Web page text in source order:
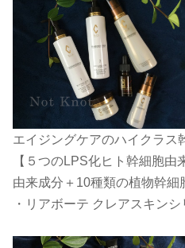
エイジングケアのハイクラス
【５つのLPS化ヒト幹細胞
由来成分＋10種類の植物幹細
・リアボーテ クレアスキンシ